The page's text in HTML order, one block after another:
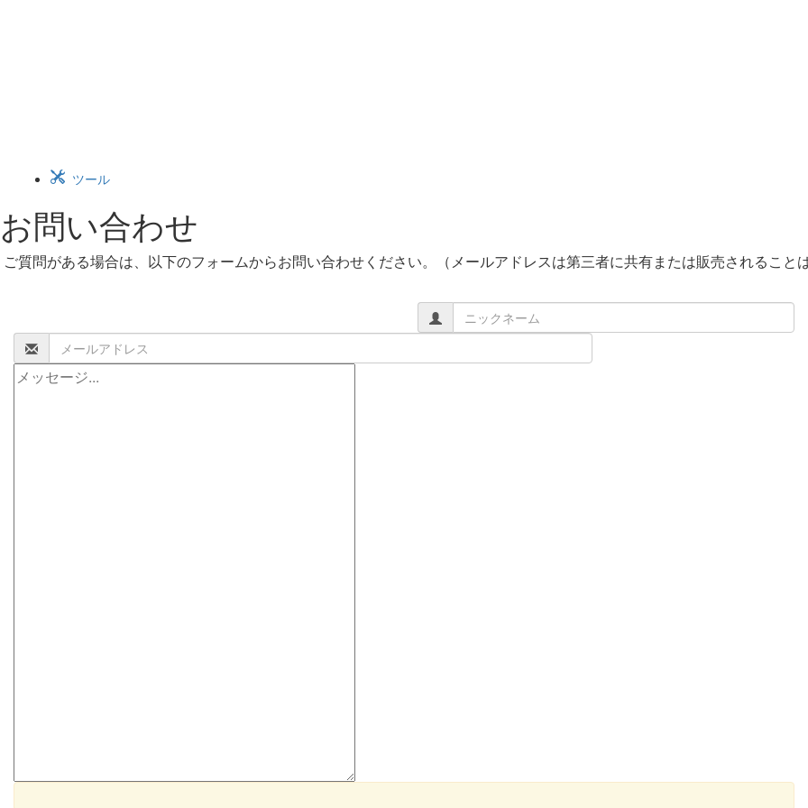
ツール
お問い合わせ
ご質問がある場合は、以下のフォームからお問い合わせください。（メールアドレスは第三者に共有または販売されること